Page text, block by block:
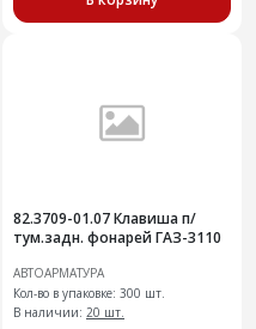
82.3709-01.07 Клавиша п/
тум.задн. фонарей ГАЗ-3110
АВТОАРМАТУРА
Кол-во в упаковке: 300 шт.
В наличии: 20 шт.